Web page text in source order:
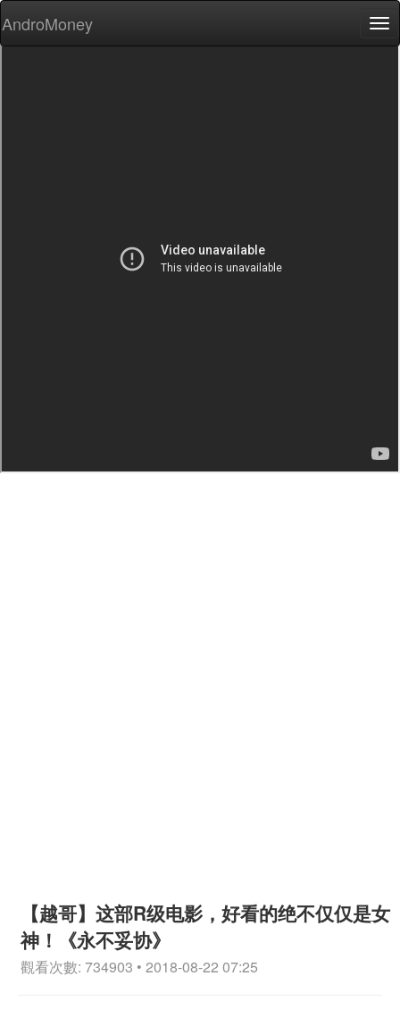
AndroMoney
【越哥】这部R级电影，好看的绝不仅仅是女
神！《永不妥协》
觀看次數: 734903 • 2018-08-22 07:25